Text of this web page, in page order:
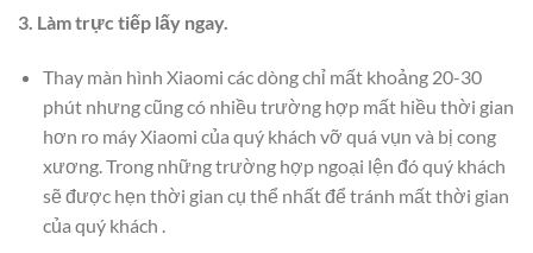
3. Làm trực tiếp lấy ngay.
Thay màn hình Xiaomi các dòng chỉ mất khoảng 20-30
phút nhưng cũng có nhiều trường hợp mất hiều thời gian
hơn ro máy Xiaomi của quý khách vỡ quá vụn và bị cong
xương. Trong những trường hợp ngoại lện đó quý khách
sẽ được hẹn thời gian cụ thể nhất để tránh mất thời gian
của quý khách .